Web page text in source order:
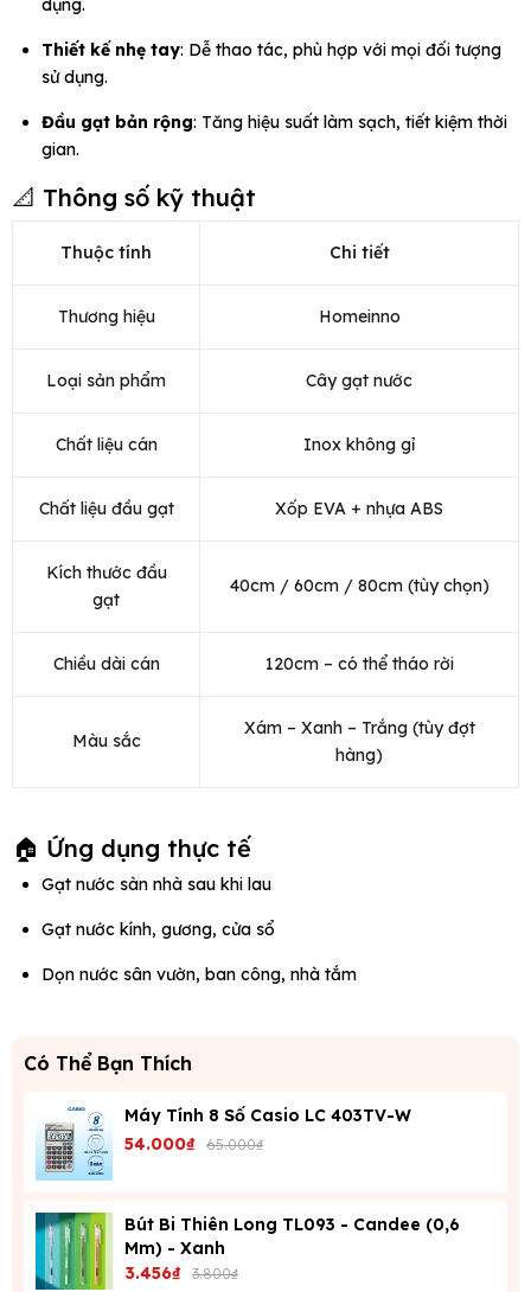
dụng.
Thiết kế nhẹ tay: Dễ thao tác, phù hợp với mọi đối tượng
sử dụng.
Đầu gạt bản rộng: Tăng hiệu suất làm sạch, tiết kiệm thời
gian.
📐 Thông số kỹ thuật
Thuộc tính Chi tiết
Thương hiệu Homeinno
Loại sản phẩm Cây gạt nước
Chất liệu cán Inox không gỉ
Chất liệu đầu gạt Xốp EVA + nhựa ABS
Kích thước đầu
gạt
40cm / 60cm / 80cm (tùy chọn)
Chiều dài cán 120cm – có thể tháo rời
Màu sắc
Xám – Xanh – Trắng (tùy đợt
hàng)
🏠 Ứng dụng thực tế
Gạt nước sàn nhà sau khi lau
Gạt nước kính, gương, cửa sổ
Dọn nước sân vườn, ban công, nhà tắm
Có Thể Bạn Thích
Máy Tính 8 Số Casio LC 403TV-W
54.000₫ 65.000₫
Bút Bi Thiên Long TL093 - Candee (0,6
Mm) - Xanh
3.456₫ 3.800₫